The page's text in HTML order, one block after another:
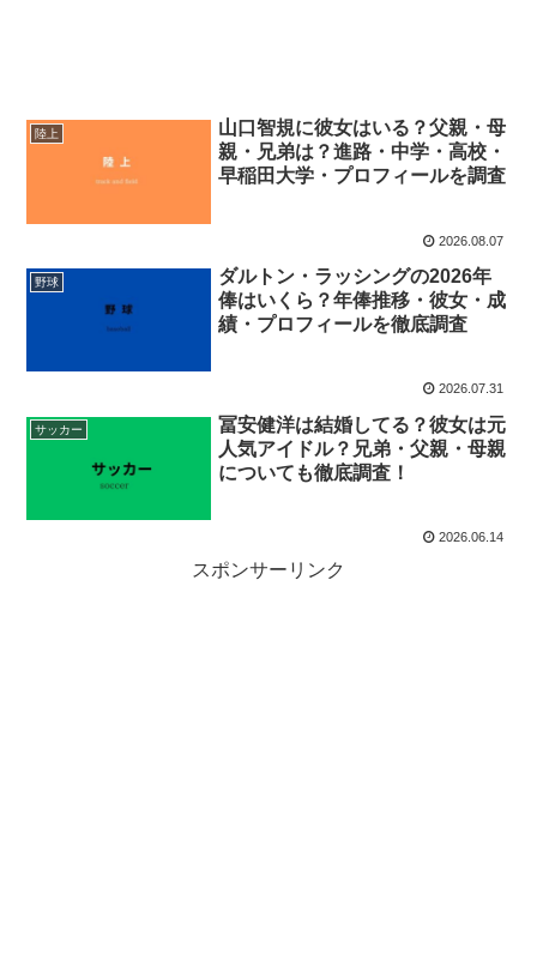
陸上
山口智規に彼女はいる？父親・母
親・兄弟は？進路・中学・高校・
早稲田大学・プロフィールを調査
2026.08.07
野球
ダルトン・ラッシングの2026年
俸はいくら？年俸推移・彼女・成
績・プロフィールを徹底調査
2026.07.31
サッカー
冨安健洋は結婚してる？彼女は元
人気アイドル？兄弟・父親・母親
についても徹底調査！
2026.06.14
スポンサーリンク